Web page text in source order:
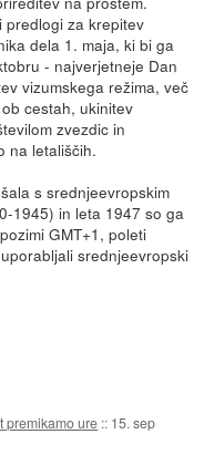
predlogi za krepitev
dela 1. maja, ki bi ga
- najverjetneje Dan
vizumskega režima, več
cestah, ukinitev
zvezdic in
na letališčih.
s srednjeevropskim
1945) in leta 1947 so ga
GMT+1, poleti
srednjeevropski
premikamo ure :: 15. sep